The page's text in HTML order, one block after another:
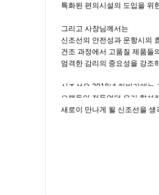
특화된 편의시설의 도입을 위
그리고 사장님께서는
신조선의 안전성과 운항시의
건조 과정에서 고품질 제품들
엄격한 감리의 중요성을 강조
신조선은 2018년 하반기에는
오랫동안 정들었던 우리 향설
새로이 만나게 될 신조선을 생